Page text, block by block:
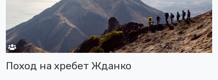
Поход на хребет Жданко